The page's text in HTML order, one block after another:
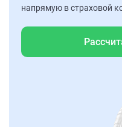
напрямую в страховой